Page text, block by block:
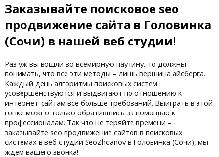
Заказывайте поисковое seo
продвижение сайта в Головинка
(Сочи) в нашей веб студии!
Раз уж вы вошли во всемирную паутину, то должны
понимать, что все эти методы – лишь вершина айсберга.
Каждый день алгоритмы поисковых систем
усовершенствуются и выдвигают по отношению к
интернет-сайтам все больше требований. Выиграть в этой
гонке можно только обратившись за помощью к
профессионалам. Так что не теряйте времени –
заказывайте seo продвижение сайтов в поисковых
системах в веб студии SeoZhdanov в Головинка (Сочи), мы
ждем вашего звонка!